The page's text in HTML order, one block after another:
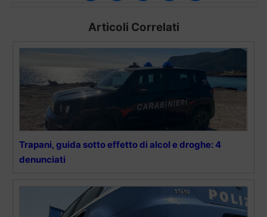
Articoli Correlati
Trapani, guida sotto effetto di alcol e droghe: 4
denunciati